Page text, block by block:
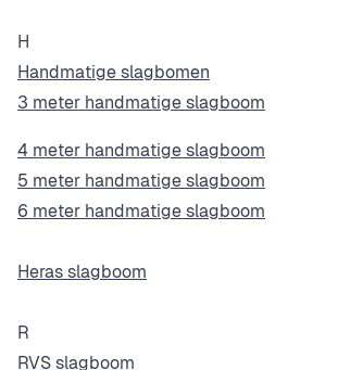
H
Handmatige slagbomen
3 meter handmatige slagboom
4 meter handmatige slagboom
5 meter handmatige slagboom
6 meter handmatige slagboom
Heras slagboom
R
RVS slagboom